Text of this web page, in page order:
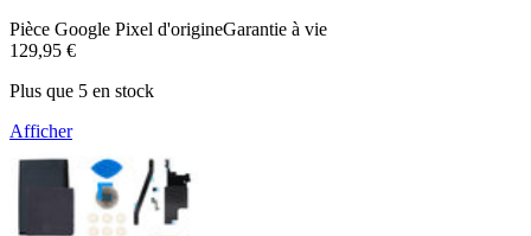
Pièce Google Pixel d'origineGarantie à vie
129,95 €
Plus que 5 en stock
Afficher